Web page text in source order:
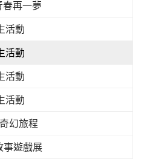
春再一夢
活動
活動
活動
活動
幻旅程
事遊戲展